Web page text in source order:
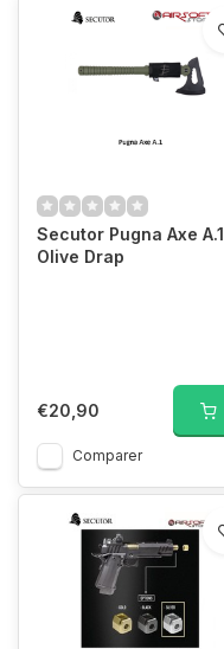
Secutor Pugna Axe A.1
Olive Drap
€20,90
Comparer